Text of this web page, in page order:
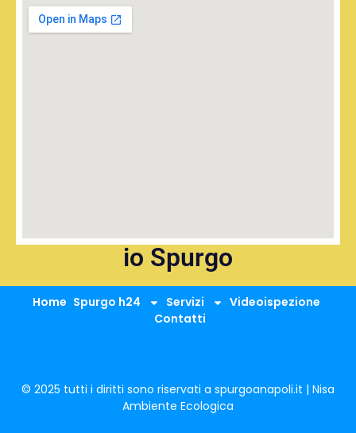
io Spurgo
Home Spurgo h24 Servizi
Videoispezione
Contatti
© 2025 tutti i diritti sono riservati a spurgoanapoli.it | Nisa
Ambiente Ecologica